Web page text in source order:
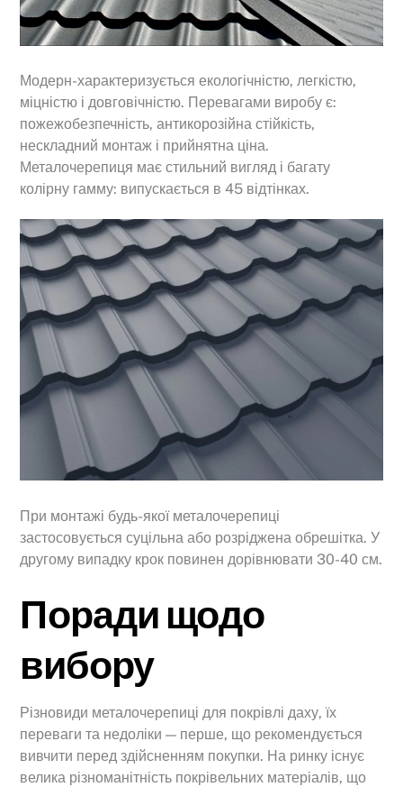
Модерн-характеризується екологічністю, легкістю,
міцністю і довговічністю. Перевагами виробу є:
пожежобезпечність, антикорозійна стійкість,
нескладний монтаж і прийнятна ціна.
Металочерепиця має стильний вигляд і багату
колірну гамму: випускається в 45 відтінках.
При монтажі будь-якої металочерепиці
застосовується суцільна або розріджена обрешітка. У
другому випадку крок повинен дорівнювати 30-40 см.
Поради щодо
вибору
Різновиди металочерепиці для покрівлі даху, їх
переваги та недоліки — перше, що рекомендується
вивчити перед здійсненням покупки. На ринку існує
велика різноманітність покрівельних матеріалів, що